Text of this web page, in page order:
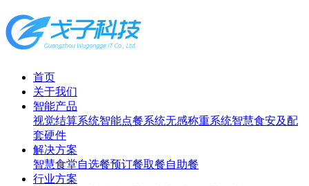
首页
关于我们
智能产品
视觉结算系统智能点餐系统无感称重系统智慧食安及配
套硬件
解决方案
智慧食堂自选餐预订餐取餐自助餐
行业方案